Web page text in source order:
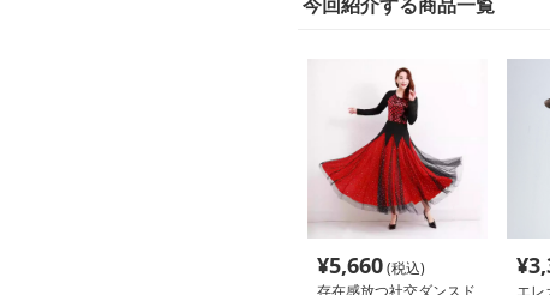
¥5,660(税込)
存在感放つ社交ダンスド
¥
エレ